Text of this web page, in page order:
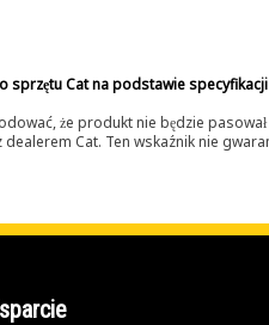
sprzętu Cat na podstawie
że produkt nie będzie
Cat. Ten wskaźnik nie